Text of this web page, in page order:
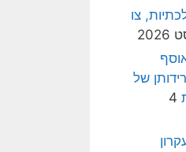
צו
של
4